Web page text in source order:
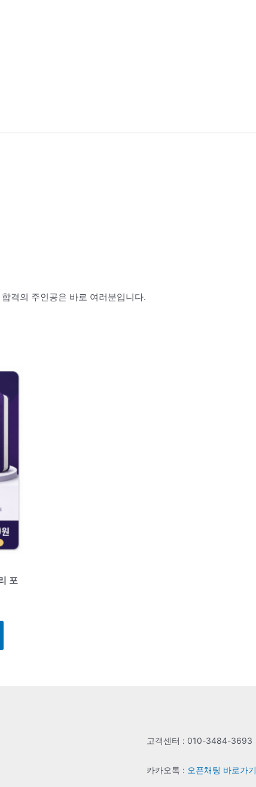
격의 주인공은 바로 여러분입니다.
포
고객센터 : 010-3484-3693
카카오톡 : 오픈채팅 바로가기